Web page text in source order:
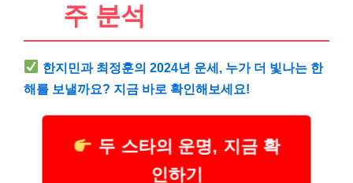
주 분석
한지민과 최정훈의 2024년 운세, 누가 더 빛나는 한
해를 보낼까요? 지금 바로 확인해보세요!
두 스타의 운명, 지금 확
인하기